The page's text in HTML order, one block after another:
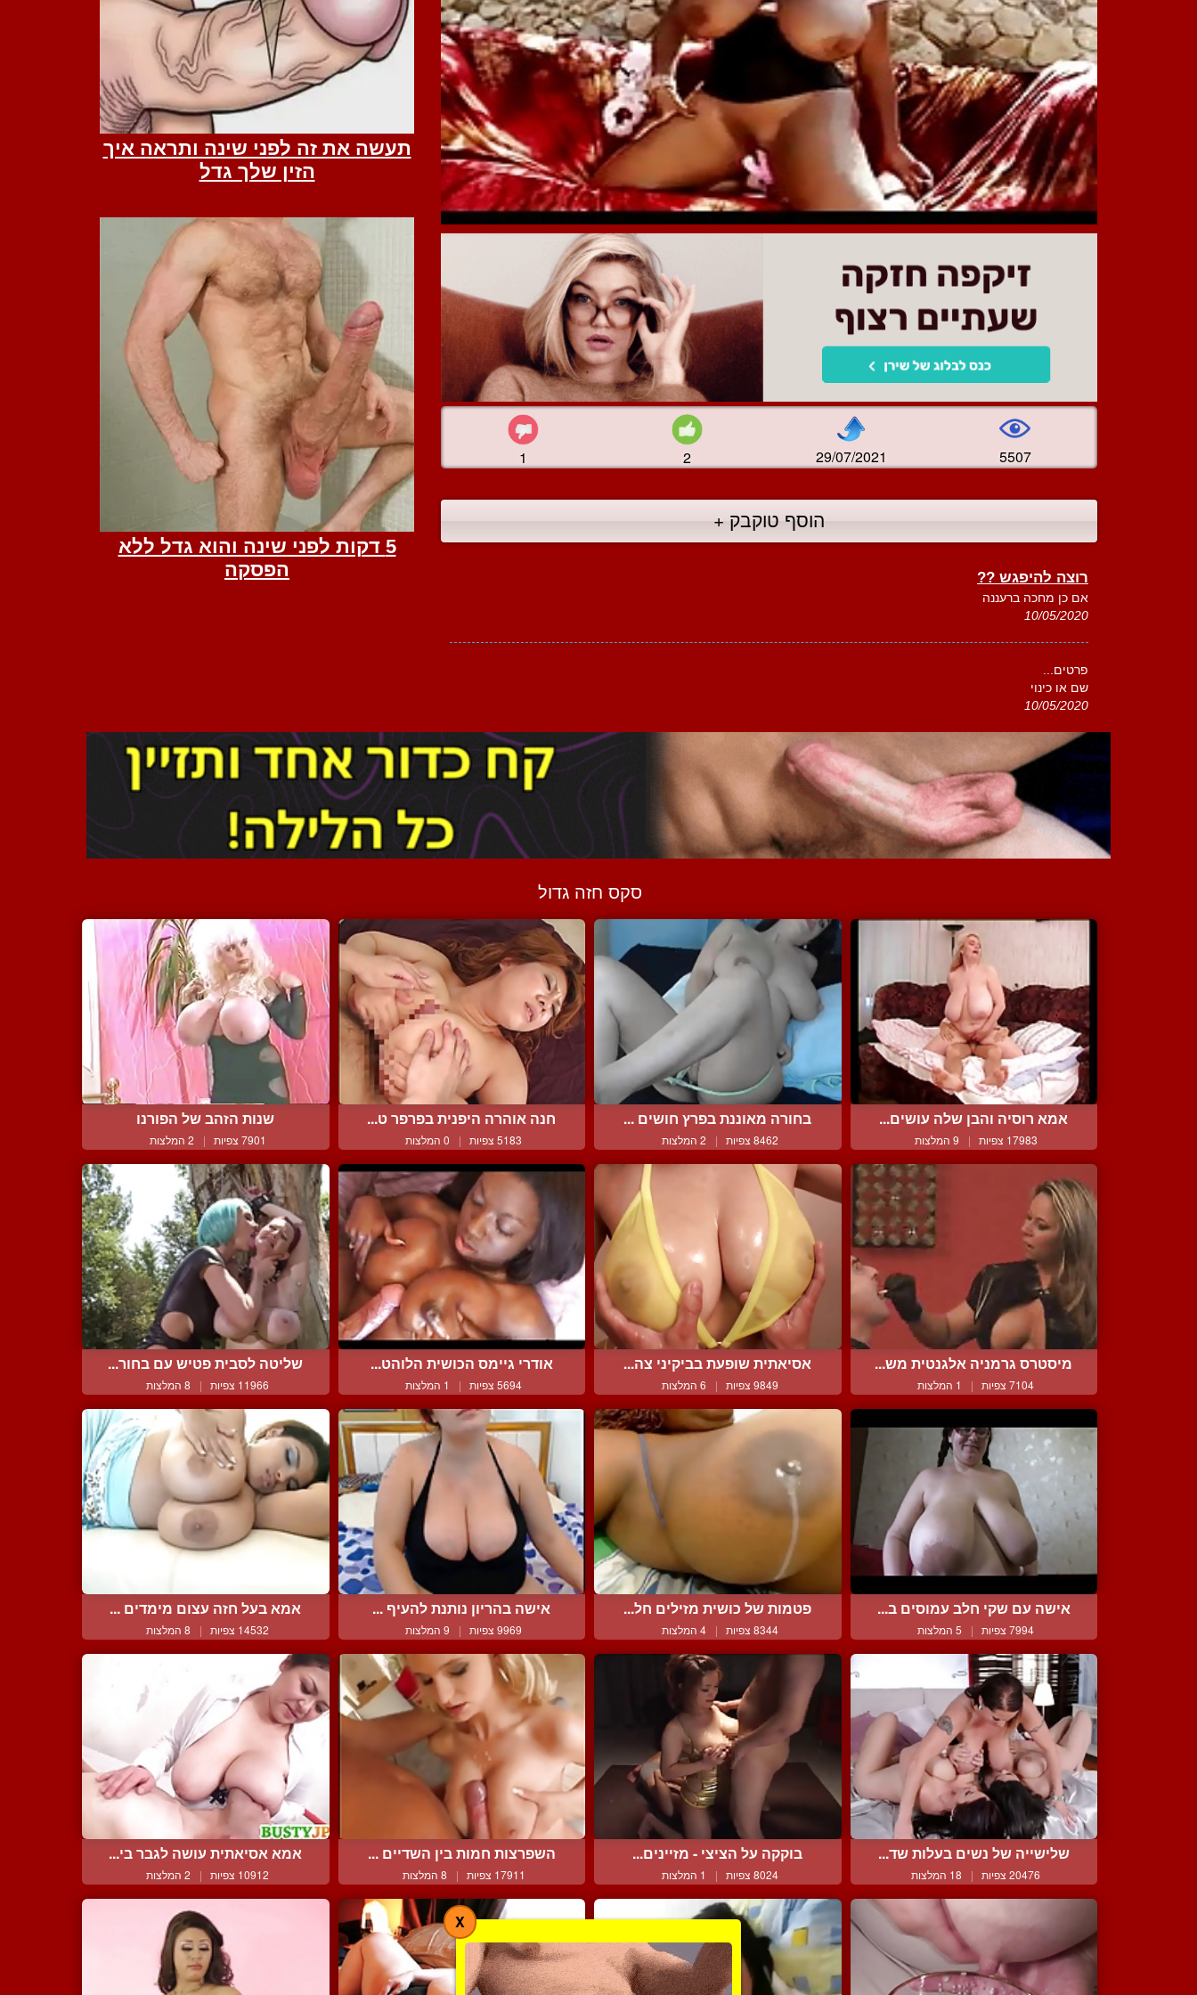
1 2 29/07/2021 5507
הוסף טוקבק +
רוצה להיפגש ??
אם כן מחכה ברעננה
10/05/2020
פרטים...
שם או כינוי
10/05/2020
סקס חזה גדול
אמא רוסיה והבן שלה עושים...
17983 צפיות | 9 המלצות
בחורה מאוננת בפרץ חושים ...
8462 צפיות | 2 המלצות
חנה אוהרה היפנית בפרפר ט...
5183 צפיות | 0 המלצות
שנות הזהב של הפורנו
7901 צפיות | 2 המלצות
מיסטרס גרמניה אלגנטית מש...
7104 צפיות | 1 המלצות
אסיאתית שופעת בביקיני צה...
9849 צפיות | 6 המלצות
אודרי גיימס הכושית הלוהט...
5694 צפיות | 1 המלצות
שליטה לסבית פטיש עם בחור...
11966 צפיות | 8 המלצות
אישה עם שקי חלב עמוסים ב...
7994 צפיות | 5 המלצות
פטמות של כושית מזילים חל...
8344 צפיות | 4 המלצות
אישה בהריון נותנת להעיף ...
9969 צפיות | 9 המלצות
אמא בעל חזה עצום מימדים ...
14532 צפיות | 8 המלצות
שלישייה של נשים בעלות שד...
20476 צפיות | 18 המלצות
בוקקה על הציצי - מזיינים...
8024 צפיות | 1 המלצות
השפרצות חמות בין השדיים ...
17911 צפיות | 8 המלצות
אמא אסיאתית עושה לגבר בי...
10912 צפיות | 2 המלצות
X